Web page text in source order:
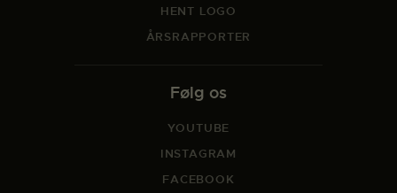
HENT LOGO
ÅRSRAPPORTER
Følg os
YOUTUBE
INSTAGRAM
FACEBOOK